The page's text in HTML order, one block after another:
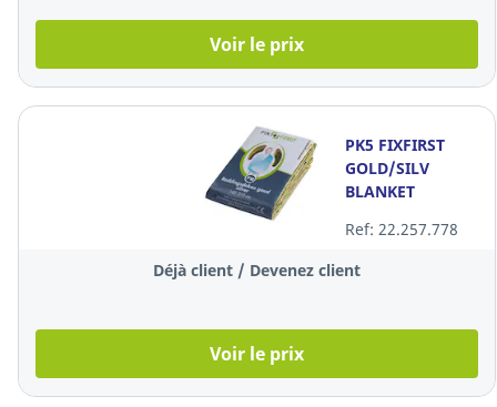
Voir le prix
PK5 FIXFIRST
GOLD/SILV
BLANKET
Ref: 22.257.778
Déjà client / Devenez client
Voir le prix